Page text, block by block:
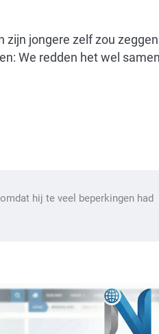
zijn jongere zelf zou
We redden het wel
hij te veel beperkingen had